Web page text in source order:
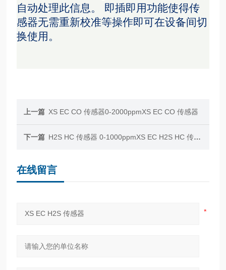
自动处理此信息。 即插即用功能使得传
感器无需重新校准等操作即可在设备间切
换使用。
上一篇 XS EC CO 传感器0-2000ppmXS EC CO 传感器
下一篇 H2S HC 传感器 0-1000ppmXS EC H2S HC 传感器
在线留言